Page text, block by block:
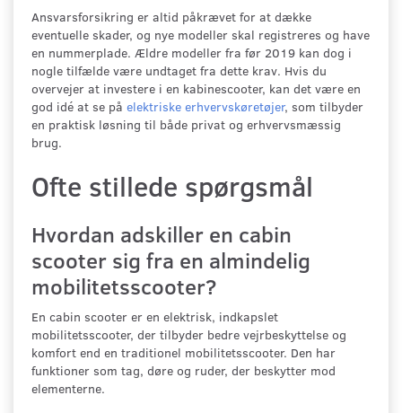
Ansvarsforsikring er altid påkrævet for at dække
eventuelle skader, og nye modeller skal registreres og have
en nummerplade. Ældre modeller fra før 2019 kan dog i
nogle tilfælde være undtaget fra dette krav. Hvis du
overvejer at investere i en kabinescooter, kan det være en
god idé at se på elektriske erhvervskøretøjer, som tilbyder
en praktisk løsning til både privat og erhvervsmæssig
brug.
Ofte stillede spørgsmål
Hvordan adskiller en cabin
scooter sig fra en almindelig
mobilitetsscooter?
En cabin scooter er en elektrisk, indkapslet
mobilitetsscooter, der tilbyder bedre vejrbeskyttelse og
komfort end en traditionel mobilitetsscooter. Den har
funktioner som tag, døre og ruder, der beskytter mod
elementerne.